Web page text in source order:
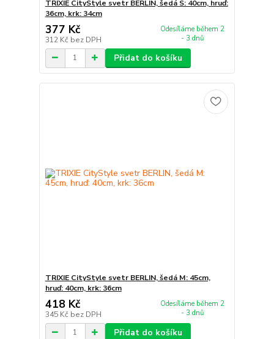
TRIXIE CityStyle svetr BERLIN, šedá S: 40cm, hruď:
36cm, krk: 34cm
377 Kč
312 Kč bez DPH
Odesíláme během 2
- 3 dnů
Přidat do košíku
TRIXIE CityStyle svetr BERLIN, šedá M: 45cm,
hruď: 40cm, krk: 36cm
418 Kč
345 Kč bez DPH
Odesíláme během 2
- 3 dnů
Přidat do košíku